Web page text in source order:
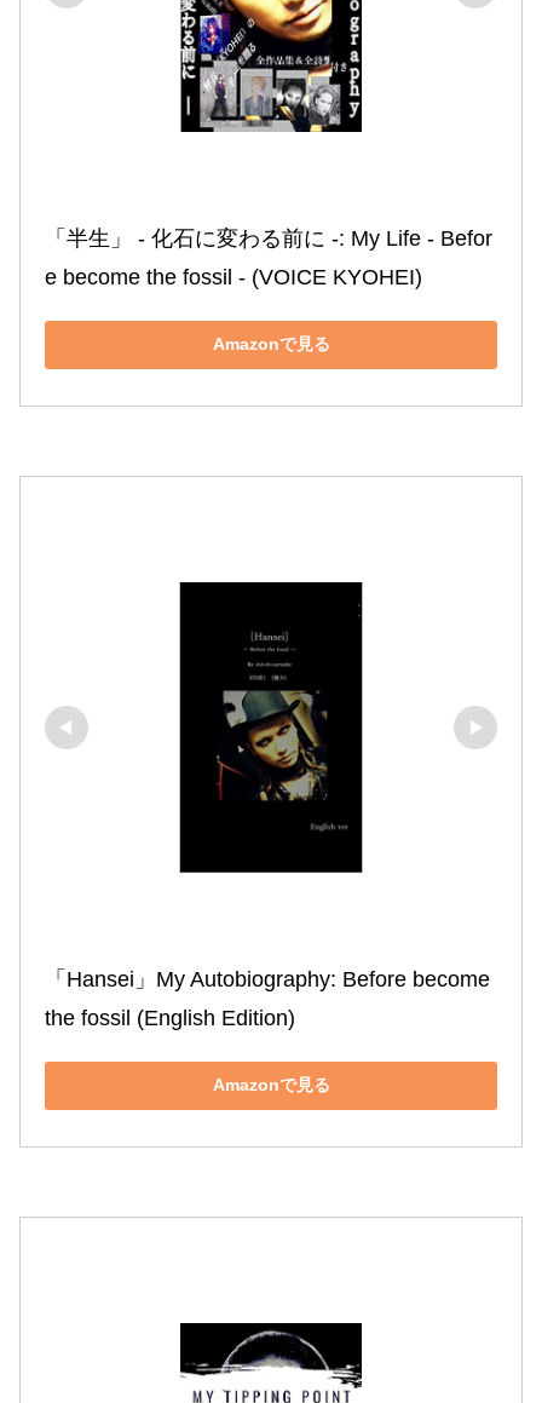
「半生」 ‐ 化石に変わる前に ‐: My Life ‐ Befor
e become the fossil ‐ (VOICE KYOHEI)
Amazonで見る
「Hansei」My Autobiography: Before become
the fossil (English Edition)
Amazonで見る